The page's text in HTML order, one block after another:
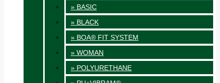
» BASIC
» BLACK
» BOA® FIT SYSTEM
» WOMAN
» POLYURETHANE